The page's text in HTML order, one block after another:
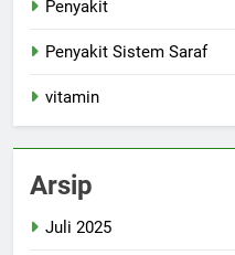
Penyakit
Penyakit Sistem Saraf
vitamin
Arsip
Juli 2025